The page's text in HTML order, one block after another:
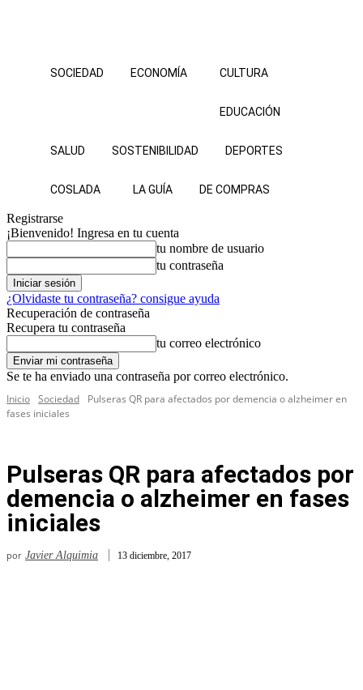
SOCIEDAD ECONOMÍA CULTURA
EDUCACIÓN
SALUD SOSTENIBILIDAD DEPORTES
COSLADA LA GUÍA DE COMPRAS
Registrarse
¡Bienvenido! Ingresa en tu cuenta
tu nombre de usuario
tu contraseña
¿Olvidaste tu contraseña? consigue ayuda
Recuperación de contraseña
Recupera tu contraseña
tu correo electrónico
Se te ha enviado una contraseña por correo electrónico.
Inicio Sociedad
Pulseras QR para afectados por demencia o alzheimer en
fases iniciales
Pulseras QR para afectados por
demencia o alzheimer en fases
iniciales
por Javier Alquimia 13 diciembre, 2017